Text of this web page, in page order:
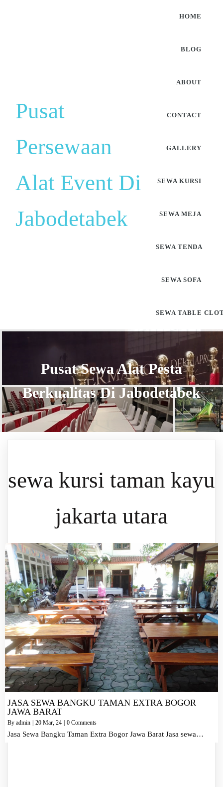
Pusat
Persewaan
Alat Event Di
Jabodetabek
HOME
BLOG
ABOUT
CONTACT
GALLERY
SEWA KURSI
SEWA MEJA
SEWA TENDA
SEWA SOFA
SEWA TABLE
Pusat Sewa Alat Pesta
Berkualitas Di Jabodetabek
sewa kursi taman kayu
jakarta utara
JASA SEWA BANGKU TAMAN EXTRA BOGOR
JAWA BARAT
By admin 20 Mar, 24 0 Comments
Jasa Sewa Bangku Taman Extra Bogor Jawa Barat Jasa sewa…